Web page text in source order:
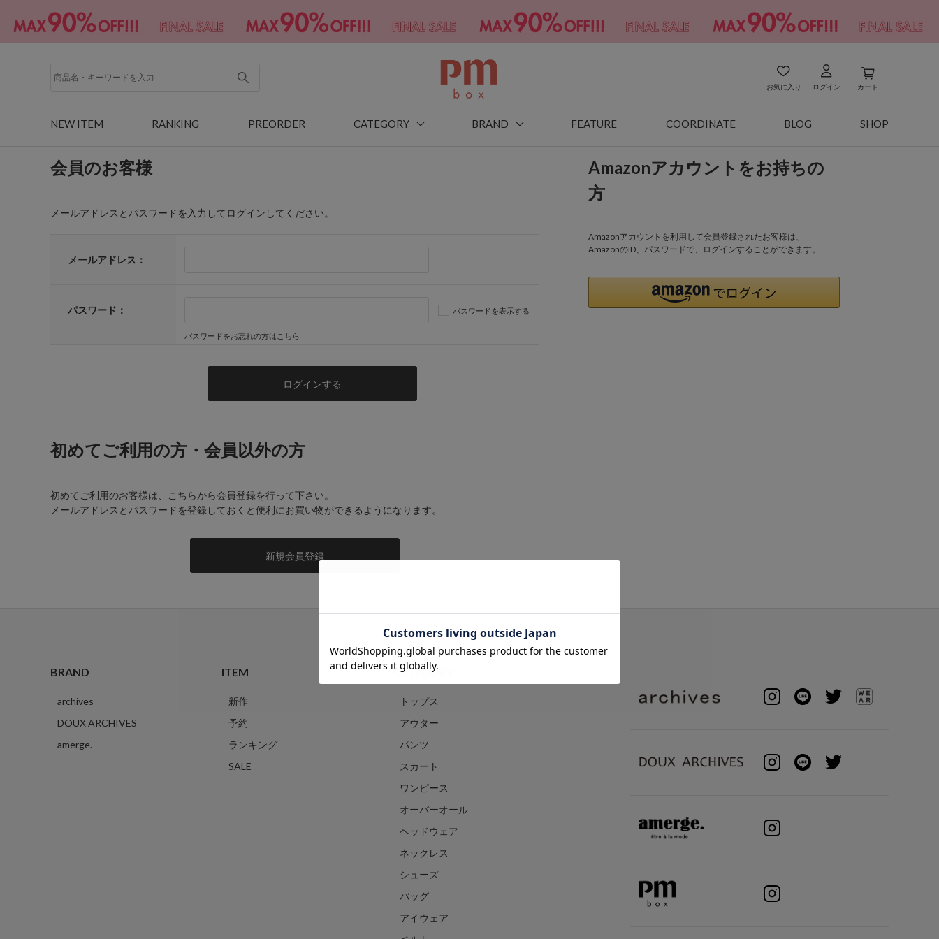
お気に入り ログイン カート
NEW ITEM RANKING PREORDER CATEGORY BRAND FEATURE COORDINATE BLOG SHOP
会員のお客様
メールアドレスとパスワードを入力してログインしてください。
メールアドレス：
パスワード： パスワードを表示する
パスワードをお忘れの方はこちら
Amazonアカウントをお持ちの
方
Amazonアカウントを利用して会員登録されたお客様は、
AmazonのID、パスワードで、ログインすることができます。
初めてご利用の方・会員以外の方
初めてご利用のお客様は、こちらから会員登録を行って下さい。
メールアドレスとパスワードを登録しておくと便利にお買い物ができるようになります。
BRAND
archives
DOUX ARCHIVES
amerge.
ITEM
新作
予約
ランキング
SALE
CATEGORY
トップス
アウター
パンツ
スカート
ワンピース
オーバーオール
ヘッドウェア
ネックレス
シューズ
バッグ
アイウェア